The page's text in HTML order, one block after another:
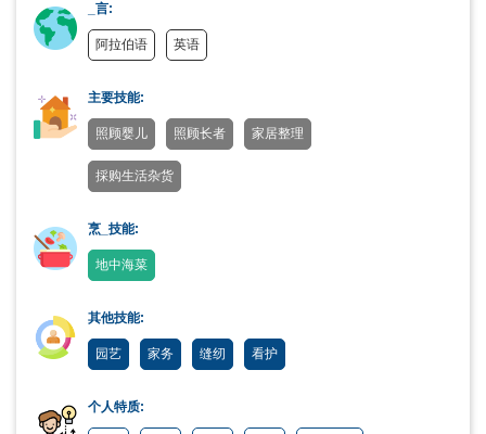
_言:
阿拉伯语 英语
主要技能:
照顾婴儿 照顾长者 家居整理
採购生活杂货
烹_技能:
地中海菜
其他技能:
园艺 家务 缝纫 看护
个人特质: